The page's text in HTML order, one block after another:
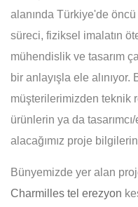
alanında Türkiye'de
süreci, fiziksel imalatın
mühendislik ve tasarım
bir anlayışla ele
müşterilerimizden teknik
ürünlerin ya da
alacağımız proje
Bünyemizde yer alan
Charmilles tel erezyon